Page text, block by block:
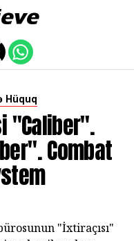
Hüquq
"Caliber".
Combat
"İxtiraçısı"